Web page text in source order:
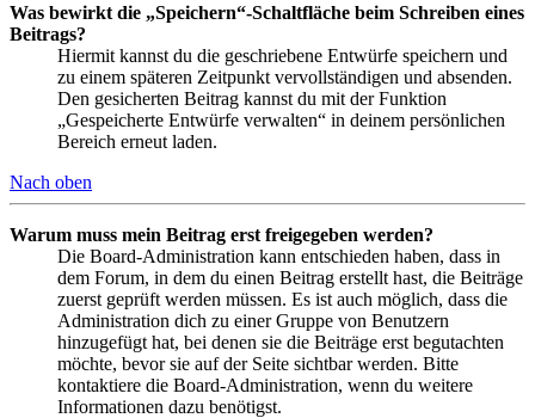
Was bewirkt die „Speichern“-Schaltfläche beim Schreiben eines
Beitrags?
Hiermit kannst du die geschriebene Entwürfe speichern und
zu einem späteren Zeitpunkt vervollständigen und absenden.
Den gesicherten Beitrag kannst du mit der Funktion
„Gespeicherte Entwürfe verwalten“ in deinem persönlichen
Bereich erneut laden.
Nach oben
Warum muss mein Beitrag erst freigegeben werden?
Die Board-Administration kann entschieden haben, dass in
dem Forum, in dem du einen Beitrag erstellt hast, die Beiträge
zuerst geprüft werden müssen. Es ist auch möglich, dass die
Administration dich zu einer Gruppe von Benutzern
hinzugefügt hat, bei denen sie die Beiträge erst begutachten
möchte, bevor sie auf der Seite sichtbar werden. Bitte
kontaktiere die Board-Administration, wenn du weitere
Informationen dazu benötigst.